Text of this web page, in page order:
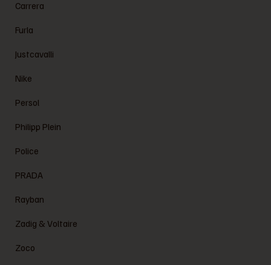
Carrera
Furla
Justcavalli
Nike
Persol
Philipp Plein
Police
PRADA
Rayban
Zadig & Voltaire
Zoco